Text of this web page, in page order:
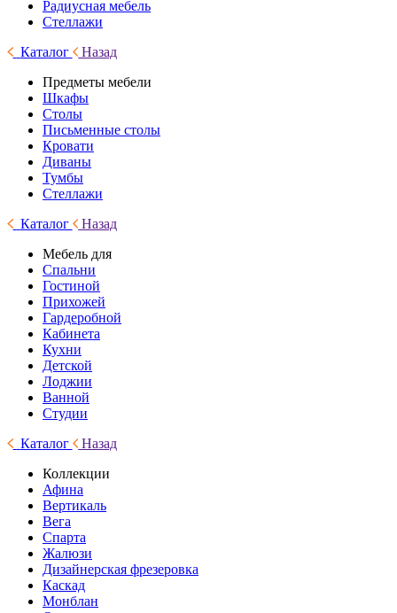
Радиусная мебель
Стеллажи
Каталог
Назад
Предметы мебели
Шкафы
Столы
Письменные столы
Кровати
Диваны
Тумбы
Стеллажи
Каталог
Назад
Мебель для
Спальни
Гостиной
Прихожей
Гардеробной
Кабинета
Кухни
Детской
Лоджии
Ванной
Студии
Каталог
Назад
Коллекции
Афина
Вертикаль
Вега
Спарта
Жалюзи
Дизайнерская фрезеровка
Каскад
Монблан